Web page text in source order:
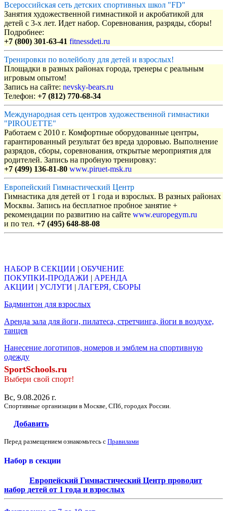
Всероссийская сеть детских спортивных школ "FD"
Занятия художественной гимнастикой и акробатикой для
детей с 3-х лет. Идет набор. Соревнования, разряды, сборы!
Подробнее:
+7 (800) 301-63-41 fitnessdeti.ru
Тренировки по волейболу для детей и взрослых!
Площадки в разных районах города, тренеры с реальным
игровым опытом!
Запись на сайте: nevsky-bears.ru
Телефон: +7 (812) 770-68-34
Международная сеть центров художественной гимнастики
"PIROUETTE"
Работаем с 2010 г. Комфортные оборудованные центры,
гарантированный результат без вреда здоровью. Выполнение
разрядов, сборы, соревнования, открытые мероприятия для
родителей. Запись на пробную тренировку:
+7 (499) 136-81-80 www.piruet-msk.ru
Европейский Гимнастический Центр
Гимнастика для детей от 1 года и взрослых. В разных районах
Москвы. Запись на бесплатное пробное занятие +
рекомендации по развитию на сайте www.europegym.ru
и по тел. +7 (495) 648-88-08
НАБОР В СЕКЦИИ | ОБУЧЕНИЕ
ПОКУПКИ-ПРОДАЖИ | АРЕНДА
АКЦИИ | УСЛУГИ | ЛАГЕРЯ, СБОРЫ
Бадминтон для взрослых
Аренда зала для йоги, пилатеса, стретчинга, йоги в воздухе,
танцев
Нанесение логотипов, номеров и эмблем на спортивную
одежду
SportSchools.ru
Выбери свой спорт!
Вс, 9.08.2026 г.
Спортивные организации в Москве, СПб, городах России.
Добавить
Перед размещением ознакомьтесь с Правилами
Набор в секции
Европейский Гимнастический Центр проводит
набор детей от 1 года и взрослых